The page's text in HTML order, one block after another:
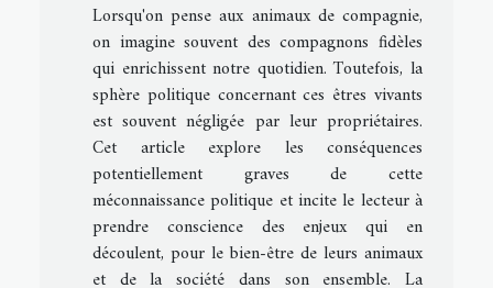
Lorsqu'on pense aux animaux de compagnie,
on imagine souvent des compagnons fidèles
qui enrichissent notre quotidien. Toutefois, la
sphère politique concernant ces êtres vivants
est souvent négligée par leur propriétaires.
Cet article explore les conséquences
potentiellement graves de cette
méconnaissance politique et incite le lecteur à
prendre conscience des enjeux qui en
découlent, pour le bien-être de leurs animaux
et de la société dans son ensemble. La